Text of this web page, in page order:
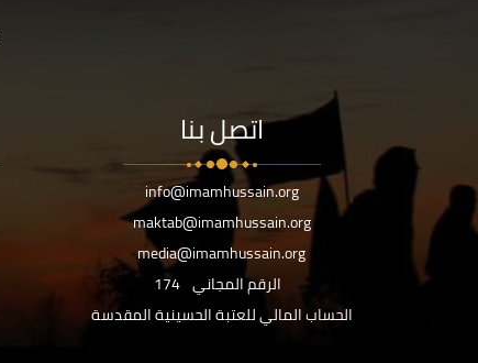
اتصل بنا
info@imamhussain.org
maktab@imamhussain.org
media@imamhussain.org
الرقم المجاني 174
الحساب المالي للعتبة الحسينية المقدسة